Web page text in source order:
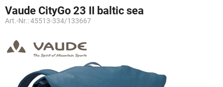
Vaude CityGo 23 II baltic sea
Art.-Nr.:45513-334/133667